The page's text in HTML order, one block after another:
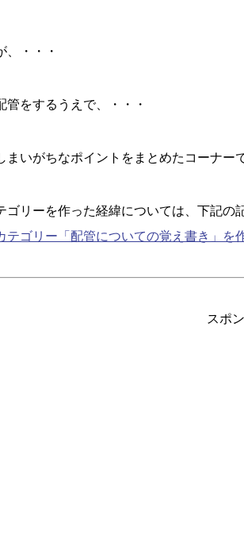
、・・・
管をするうえで、・・・
まいがちなポイントをまとめたコーナー
ゴリーを作った経緯については、下記の
テゴリー「配管についての覚え書き」を
スポ